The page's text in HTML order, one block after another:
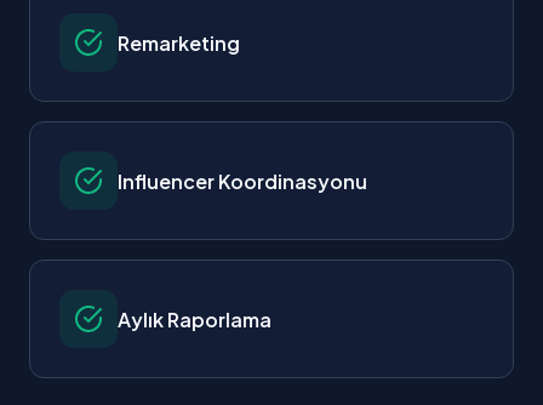
Remarketing
Influencer Koordinasyonu
Aylık Raporlama